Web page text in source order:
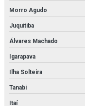
Morro Agudo
Juquitiba
Álvares Machado
Igarapava
Ilha Solteira
Tanabi
Itaí